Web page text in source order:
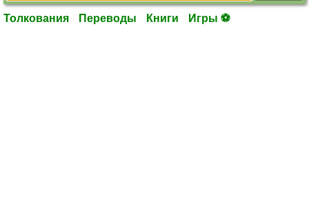
Толкования Переводы Книги Игры ⚽